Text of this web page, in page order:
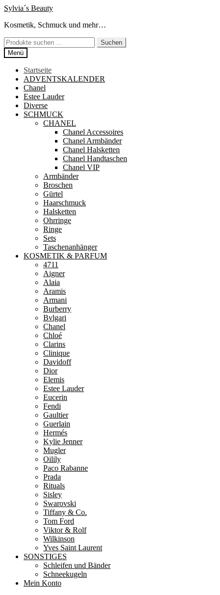
Zur
springen
Zum
springen
Sylvia´s Beauty
Kosmetik, Schmuck und mehr…
Suchen
nach:
Suchen
Menü
Startseite
ADVENTSKALENDER
Chanel
Estee Lauder
Diverse
SCHMUCK
CHANEL
Chanel Accessoires
Chanel Armbänder
Chanel Halsketten
Chanel Handtaschen
Chanel VIP
Armbänder
Broschen
Gürtel
Haarschmuck
Halsketten
Ohrringe
Ringe
Sets
Taschenanhänger
KOSMETIK & PARFUM
4711
Aigner
Alaia
Aramis
Armani
Burberry
Bvlgari
Chanel
Chloé
Clarins
Clinique
Davidoff
Dior
Elemis
Estee Lauder
Eucerin
Fendi
Gaultier
Guerlain
Hermés
Kylie Jenner
Mugler
Oilily
Paco Rabanne
Prada
Rituals
Sisley
Swarovski
Tiffany & Co.
Tom Ford
Viktor & Rolf
Wilkinson
Yves Saint Laurent
SONSTIGES
Schleifen und Bänder
Schneekugeln
Mein Konto